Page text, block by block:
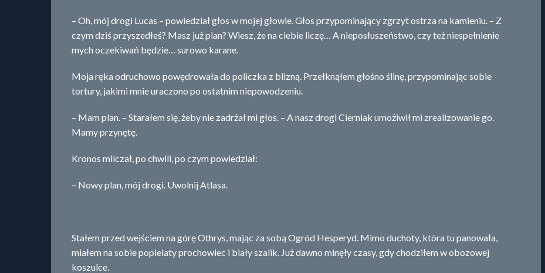
– Oh, mój drogi Lucas – powiedział głos w mojej głowie. Głos przypominający zgrzyt ostrza na kamieniu. – Z
czym dziś przyszedłeś? Masz już plan? Wiesz, że na ciebie liczę… A nieposłuszeństwo, czy też niespełnienie
mych oczekiwań będzie… surowo karane.
Moja ręka odruchowo powędrowała do policzka z blizną. Przełknąłem głośno ślinę, przypominając sobie
tortury, jakimi mnie uraczono po ostatnim niepowodzeniu.
– Mam plan. – Starałem się, żeby nie zadrżał mi głos. – A nasz drogi Cierniak umożiwił mi zrealizowanie go.
Mamy przynętę.
Kronos milczał, po chwili, po czym powiedział:
– Nowy plan, mój drogi. Uwolnij Atlasa.
Stałem przed wejściem na górę Othrys, mając za sobą Ogród Hesperyd. Mimo duchoty, która tu panowała,
miałem na sobie popielaty prochowiec i biały szalik. Już dawno minęły czasy, gdy chodziłem w obozowej
koszulce.